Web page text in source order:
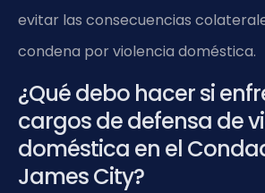
evitar las consecuencias
condena por violencia doméstica.
¿Qué debo hacer si
cargos de defensa de
doméstica en el
James City?